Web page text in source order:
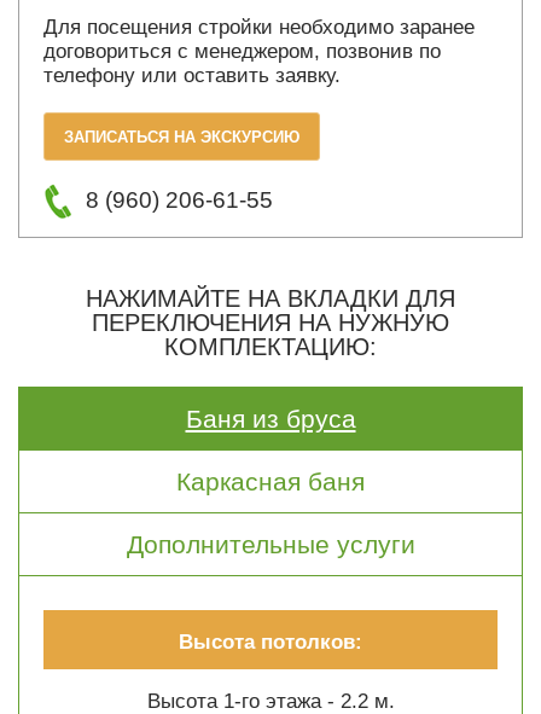
Для посещения стройки необходимо заранее
договориться с менеджером, позвонив по
телефону или оставить заявку.
ЗАПИСАТЬСЯ НА ЭКСКУРСИЮ
8 (960) 206-61-55
НАЖИМАЙТЕ НА ВКЛАДКИ ДЛЯ
ПЕРЕКЛЮЧЕНИЯ НА НУЖНУЮ
КОМПЛЕКТАЦИЮ:
Баня из бруса
Каркасная баня
Дополнительные услуги
Высота потолков:
Высота 1-го этажа - 2.2 м.